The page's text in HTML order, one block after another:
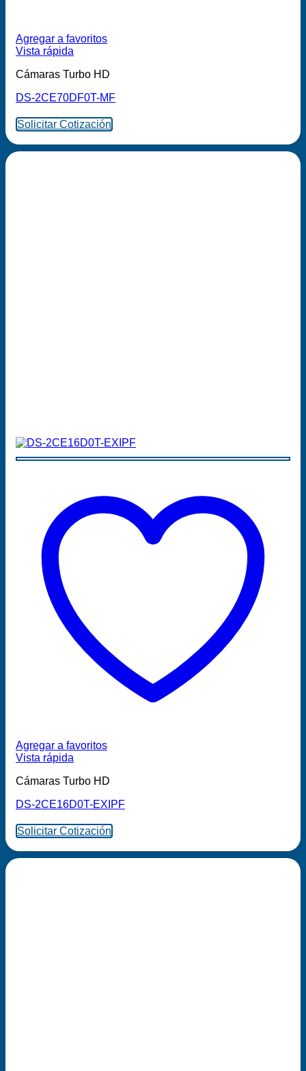
Agregar a favoritos
Vista rápida
Cámaras Turbo HD
DS-2CE70DF0T-MF
Solicitar Cotización
Agregar a favoritos
Vista rápida
Cámaras Turbo HD
DS-2CE16D0T-EXIPF
Solicitar Cotización